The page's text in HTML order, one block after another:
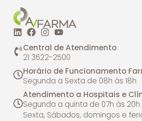
Central de Atendimento
21 3622-2500
Horário de Funcionamento
Segunda a Sexta de 08h às 18h
Atendimento a Hospitais e
Segunda a quinta de 07h às 20h
Sexta, Sábados, domingos e